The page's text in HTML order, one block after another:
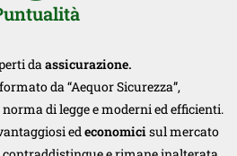
da assicurazione.
da “Aequor Sicurezza”,
di legge e moderni ed efficienti.
ed economici sul mercato